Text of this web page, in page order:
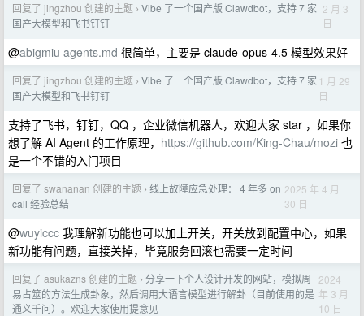
回复了 jingzhou 创建的主题 › Vibe 了一个国产版 Clawdbot，支持 7 家
国产大模型和飞书钉钉
2 月 3
日
@abigmiu agents.md 很简单，主要是 claude-opus-4.5 模型效果好
回复了 jingzhou 创建的主题 › Vibe 了一个国产版 Clawdbot，支持 7 家
国产大模型和飞书钉钉
1 月 29
日
支持了飞书，钉钉，QQ ，企业微信机器人，欢迎大家 star ，如果你
想了解 AI Agent 的工作原理， https://github.com/King-Chau/mozi 也
是一个不错的入门项目
回复了 swananan 创建的主题 › 线上故障应急处理： 4 年多 on
call 经验总结
2025 年 4 月
30 日
@wuyiccc 我理解新功能也可以加上开关，开关放到配置中心，如果
新功能有问题，直接关掉，毕竟服务回滚也需要一定时间
回复了 asukazns 创建的主题 › 分享一下个人设计开发的网站，模拟周
易占筮的方法生成卦象，然后调用大语言模型进行解卦（目前使用的是
通义千问）。欢迎大家使用提意见
2024
年 3 月
10 日